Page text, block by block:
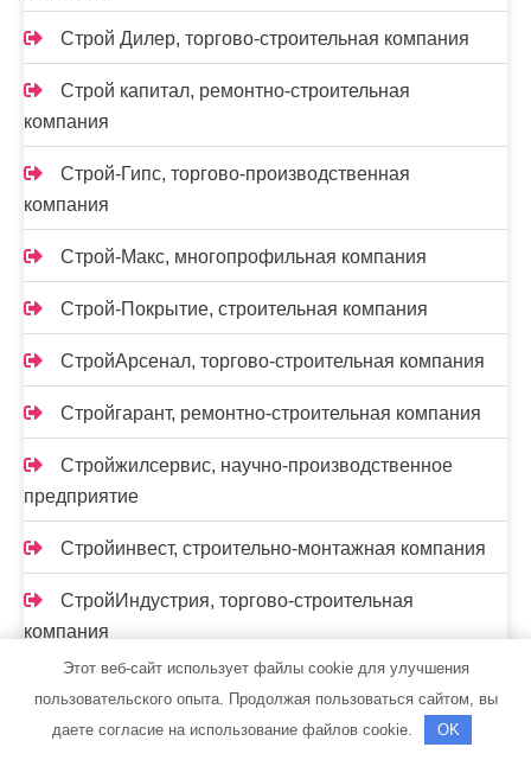
Строй Дилер, торгово-строительная компания
Строй капитал, ремонтно-строительная
компания
Строй-Гипс, торгово-производственная
компания
Строй-Макс, многопрофильная компания
Строй-Покрытие, строительная компания
СтройАрсенал, торгово-строительная компания
Стройгарант, ремонтно-строительная компания
Стройжилсервис, научно-производственное
предприятие
Стройинвест, строительно-монтажная компания
СтройИндустрия, торгово-строительная
компания
Стройком, строительно-монтажная компания
Стройкомавто, строительно-монтажная
Этот веб-сайт использует файлы cookie для улучшения
пользовательского опыта. Продолжая пользоваться сайтом, вы
даете согласие на использование файлов cookie.
OK